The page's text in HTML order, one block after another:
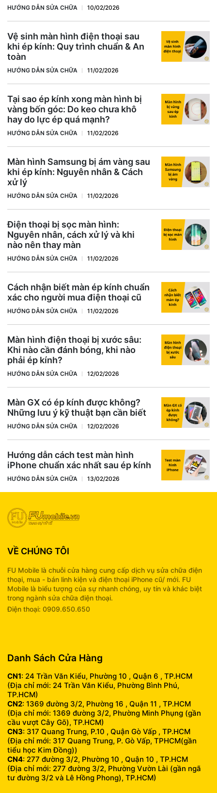
HƯỚNG DẪN SỬA CHỮA 10/02/2026
Vệ sinh màn hình điện thoại sau
khi ép kính: Quy trình chuẩn & An
toàn
HƯỚNG DẪN SỬA CHỮA 11/02/2026
Tại sao ép kính xong màn hình bị
vàng bốn góc: Do keo chưa khô
hay do lực ép quá mạnh?
HƯỚNG DẪN SỬA CHỮA 11/02/2026
Màn hình Samsung bị ám vàng sau
khi ép kính: Nguyên nhân & Cách
xử lý
HƯỚNG DẪN SỬA CHỮA 11/02/2026
Điện thoại bị sọc màn hình:
Nguyên nhân, cách xử lý và khi
nào nên thay màn
HƯỚNG DẪN SỬA CHỮA 11/02/2026
Cách nhận biết màn ép kính chuẩn
xác cho người mua điện thoại cũ
HƯỚNG DẪN SỬA CHỮA 11/02/2026
Màn hình điện thoại bị xước sâu:
Khi nào cần đánh bóng, khi nào
phải ép kính?
HƯỚNG DẪN SỬA CHỮA 12/02/2026
Màn GX có ép kính được không?
Những lưu ý kỹ thuật bạn cần biết
HƯỚNG DẪN SỬA CHỮA 12/02/2026
Hướng dẫn cách test màn hình
iPhone chuẩn xác nhất sau ép kính
HƯỚNG DẪN SỬA CHỮA 13/02/2026
VỀ CHÚNG TÔI
FU Mobile là chuỗi cửa hàng cung cấp dịch vụ sửa chữa điện
thoại, mua - bán linh kiện và điện thoại iPhone cũ/ mới. FU
Mobile là biểu tượng của sự nhanh chóng, uy tín và khác biệt
trong ngành sửa chữa điện thoại.
Điện thoại: 0909.650.650
Danh Sách Cửa Hàng
CN1: 24 Trần Văn Kiểu, Phường 10 , Quận 6 , TP.HCM
(Địa chỉ mới: 24 Trần Văn Kiểu, Phường Bình Phú,
TP.HCM)
CN2: 1369 đường 3/2, Phường 16 , Quận 11 , TP.HCM
(Địa chỉ mới: 1369 đường 3/2, Phường Minh Phụng (gần
cầu vượt Cây Gõ), TP.HCM)
CN3: 317 Quang Trung, P.10 , Quận Gò Vấp , TP.HCM
(Địa chỉ mới: 317 Quang Trung, P. Gò Vấp, TPHCM(gần
tiểu học Kim Đồng))
CN4: 277 đường 3/2, Phường 10 , Quận 10 , TP.HCM
(Địa chỉ mới: 277 đường 3/2, Phường Vườn Lài (gần ngã
tư đường 3/2 và Lê Hồng Phong), TP.HCM)